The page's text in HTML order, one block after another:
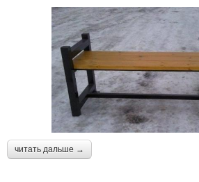
читать дальше →